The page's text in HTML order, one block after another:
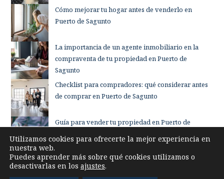
Cómo mejorar tu hogar antes de venderlo en
Puerto de Sagunto
La importancia de un agente inmobiliario en la
compraventa de tu propiedad en Puerto de
Sagunto
Checklist para compradores: qué considerar antes
de comprar en Puerto de Sagunto
Guía para vender tu propiedad en Puerto de
Utilizamos cookies para ofrecerte la mejor experiencia en
nuestra web.
Puedes aprender más sobre qué cookies utilizamos o
desactivarlas en los ajustes.